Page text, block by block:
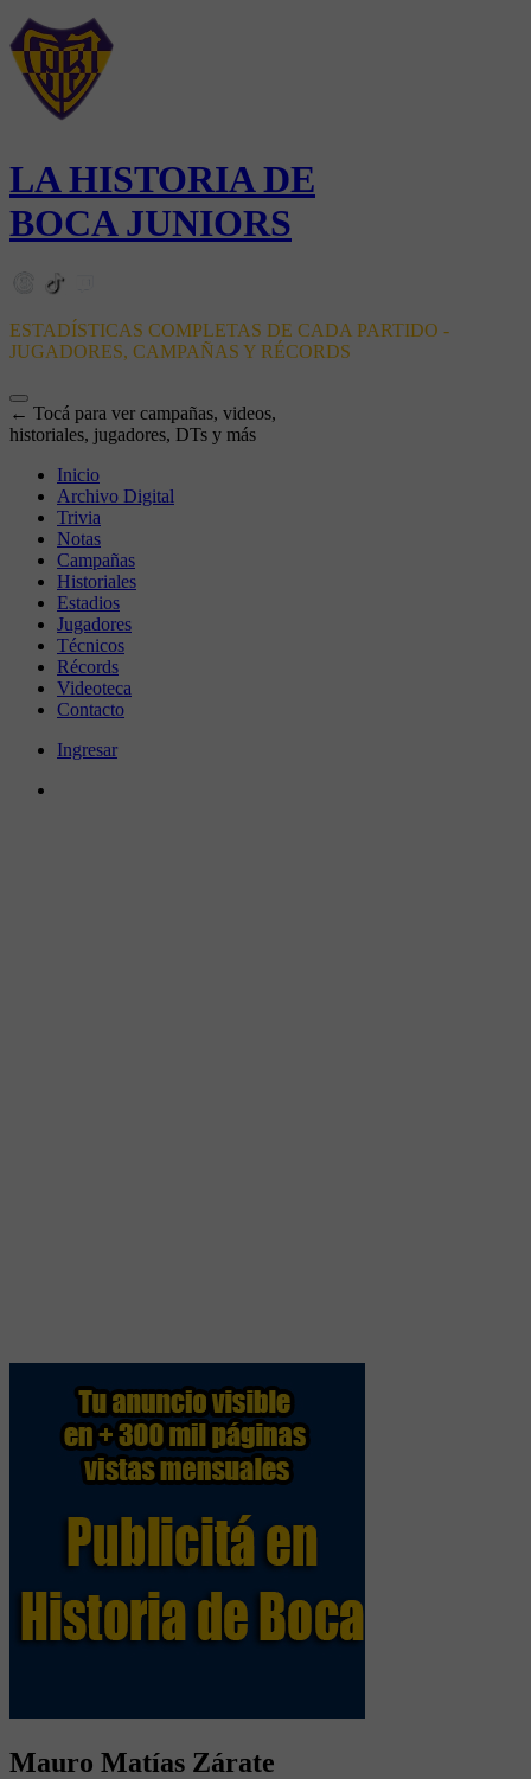
LA HISTORIA DE
BOCA JUNIORS
ESTADÍSTICAS COMPLETAS DE CADA PARTIDO -
JUGADORES, CAMPAÑAS Y RÉCORDS
← Tocá para ver campañas, videos,
historiales, jugadores, DTs y más
Inicio
Archivo Digital
Trivia
Notas
Campañas
Historiales
Estadios
Jugadores
Técnicos
Récords
Videoteca
Contacto
Ingresar
Mauro Matías Zárate